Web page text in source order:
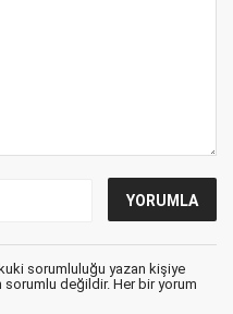
sorumluluğu yazan kişiye
sorumlu değildir. Her bir yorum